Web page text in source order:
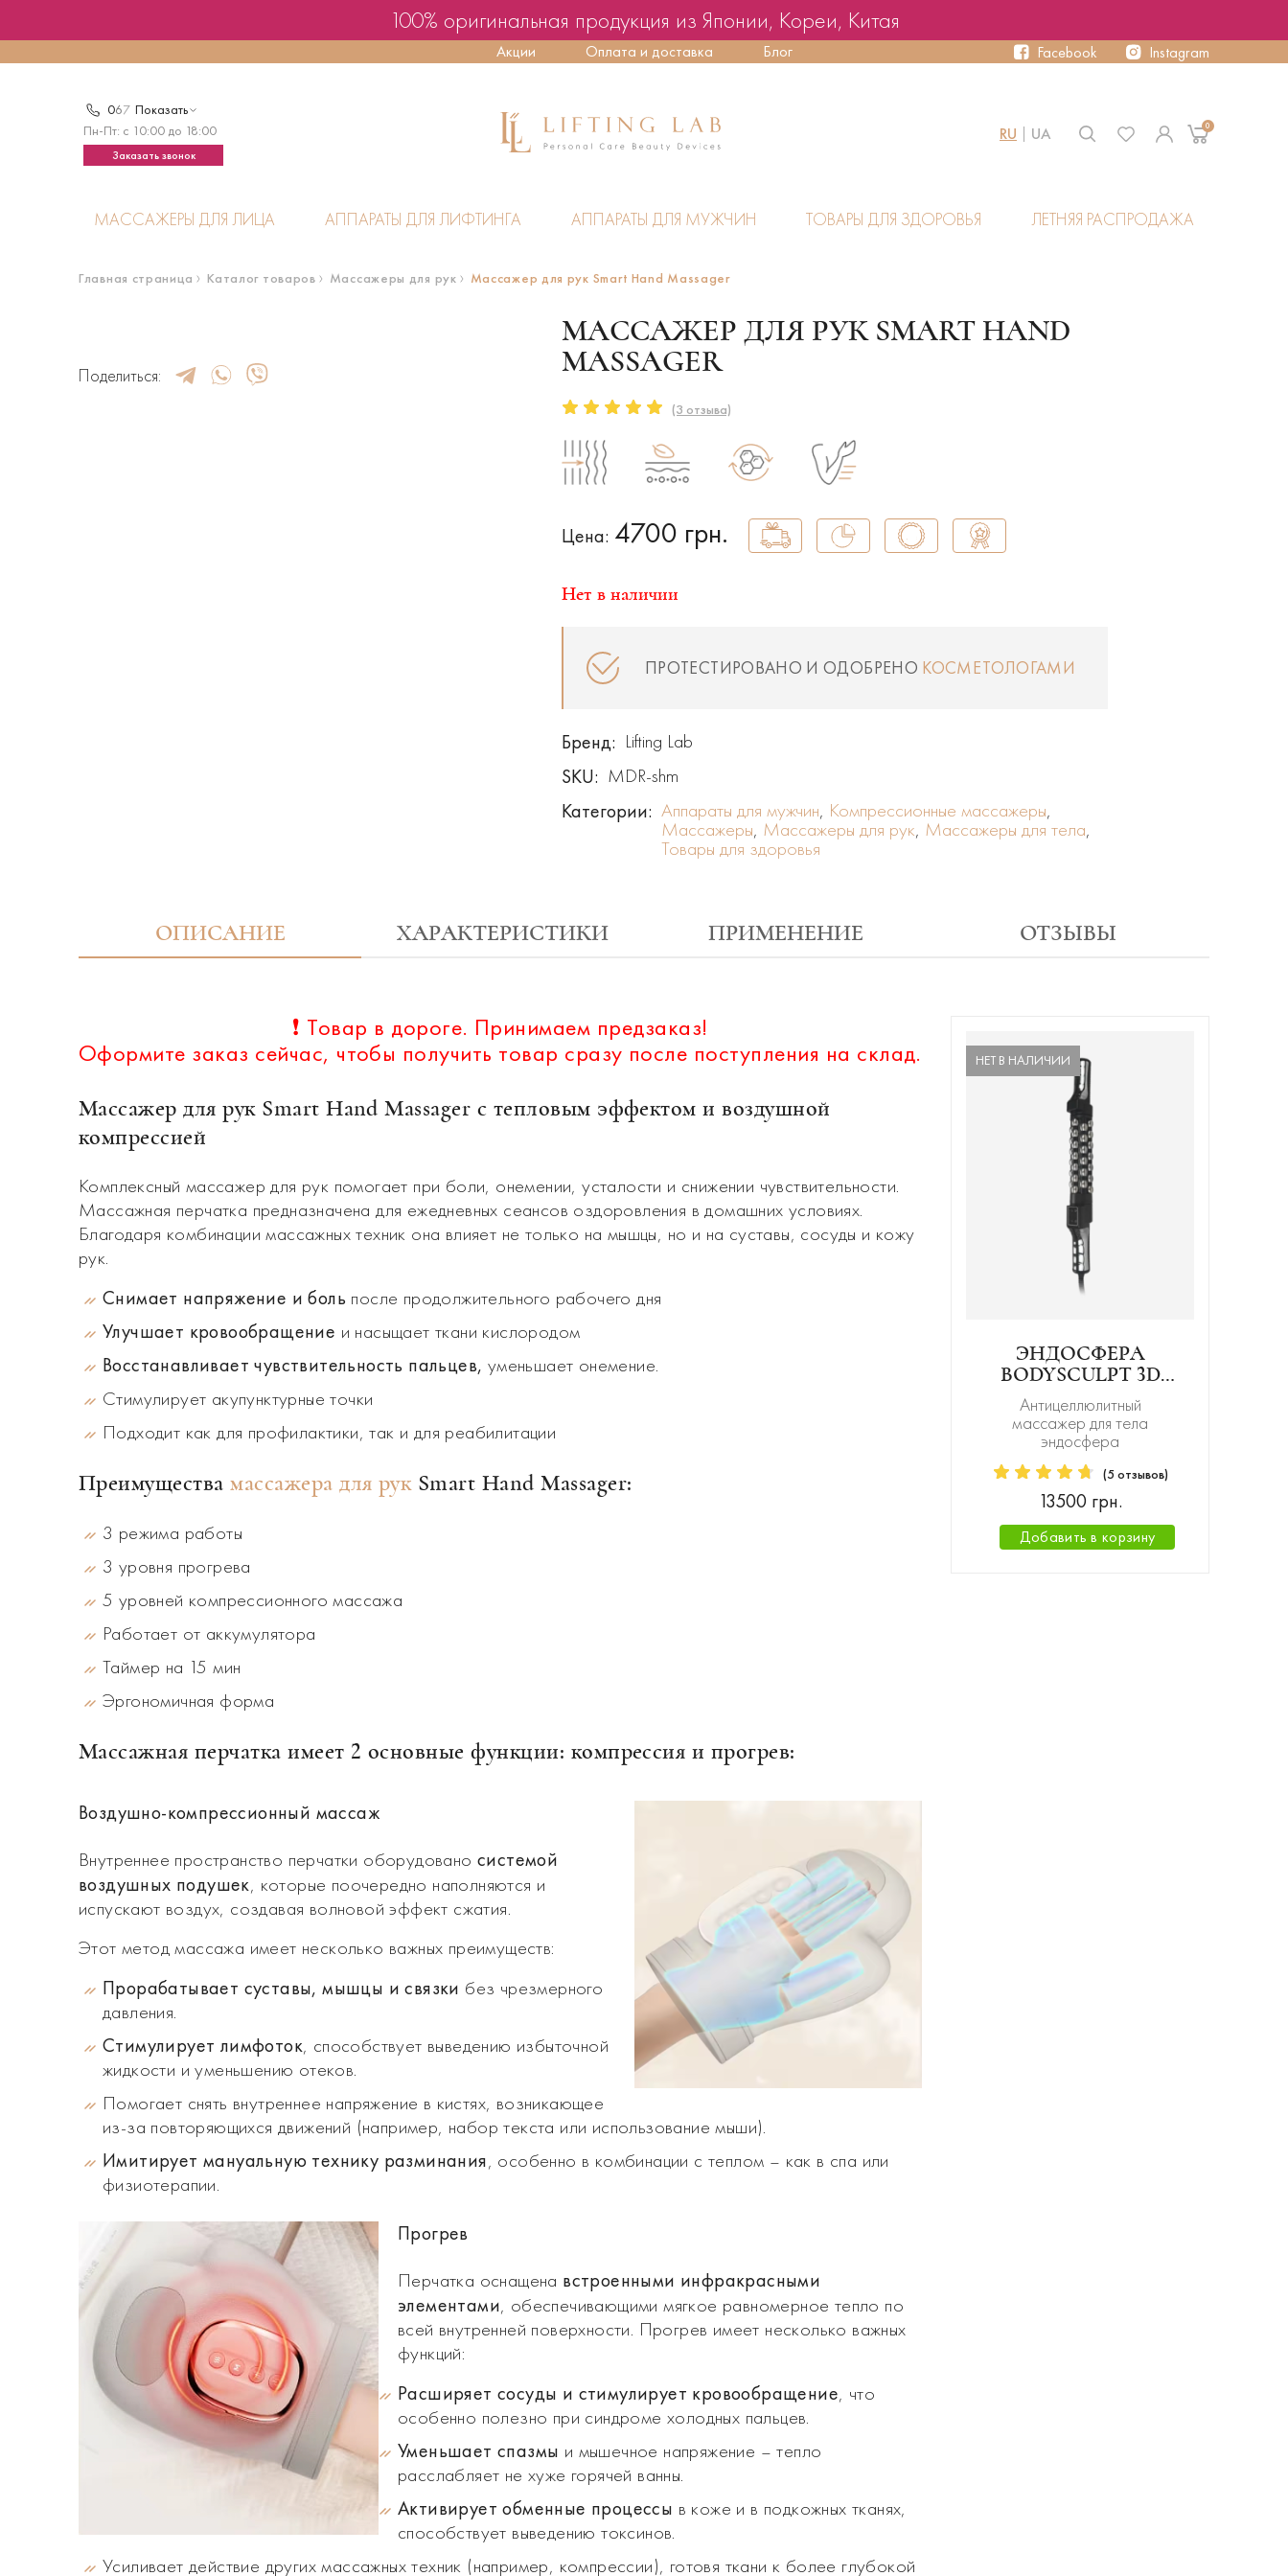
100% оригинальная продукция из Японии, Кореи, Китая
Акции Оплата и доставка Блог Facebook Instagram
067 Показать
Пн-Пт: с 10:00 до 18:00
Заказать звонок
RU UA 0
МАССАЖЕРЫ ДЛЯ ЛИЦА АППАРАТЫ ДЛЯ ЛИФТИНГА АППАРАТЫ ДЛЯ МУЖЧИН ТОВАРЫ ДЛЯ ЗДОРОВЬЯ ЛЕТНЯЯ РАСПРОДАЖА
Главная страница Каталог товаров Массажеры для рук Массажер для рук Smart Hand Massager
Поделиться:
МАССАЖЕР ДЛЯ РУК SMART HAND
MASSAGER
(3 отзыва)
Цена: 4700 грн.
Нет в наличии
ПРОТЕСТИРОВАНО И ОДОБРЕНО КОСМЕТОЛОГАМИ
Бренд: Lifting Lab
SKU: MDR-shm
Категории: Аппараты для мужчин, Компрессионные массажеры,
Массажеры, Массажеры для рук, Массажеры для тела,
Товары для здоровья
ОПИСАНИЕ ХАРАКТЕРИСТИКИ ПРИМЕНЕНИЕ ОТЗЫВЫ
❗️ Товар в дороге. Принимаем предзаказ!
Оформите заказ сейчас, чтобы получить товар сразу после поступления на склад.
Массажер для рук Smart Hand Massager с тепловым эффектом и воздушной
компрессией
Комплексный массажер для рук помогает при боли, онемении, усталости и снижении чувствительности.
Массажная перчатка предназначена для ежедневных сеансов оздоровления в домашних условиях.
Благодаря комбинации массажных техник она влияет не только на мышцы, но и на суставы, сосуды и кожу
рук.
Снимает напряжение и боль после продолжительного рабочего дня
Улучшает кровообращение и насыщает ткани кислородом
Восстанавливает чувствительность пальцев, уменьшает онемение.
Стимулирует акупунктурные точки
Подходит как для профилактики, так и для реабилитации
Преимуществамассажера для рукSmart Hand Massager:
3 режима работы
3 уровня прогрева
5 уровней компрессионного массажа
Работает от аккумулятора
Таймер на 15 мин
Эргономичная форма
Массажная перчатка имеет 2 основные функции: компрессия и прогрев:
Воздушно-компрессионный массаж
Внутреннее пространство перчатки оборудовано системой
воздушных подушек, которые поочередно наполняются и
испускают воздух, создавая волновой эффект сжатия.
Этот метод массажа имеет несколько важных преимуществ:
Прорабатывает суставы, мышцы и связки без чрезмерного
давления.
Стимулирует лимфоток, способствует выведению избыточной
жидкости и уменьшению отеков.
Помогает снять внутреннее напряжение в кистях, возникающее
из-за повторяющихся движений (например, набор текста или использование мыши).
Имитирует мануальную технику разминания, особенно в комбинации с теплом – как в спа или
физиотерапии.
Прогрев
Перчатка оснащена встроенными инфракрасными
элементами, обеспечивающими мягкое равномерное тепло по
всей внутренней поверхности. Прогрев имеет несколько важных
функций:
Расширяет сосуды и стимулирует кровообращение, что
особенно полезно при синдроме холодных пальцев.
Уменьшает спазмы и мышечное напряжение – тепло
расслабляет не хуже горячей ванны.
Активирует обменные процессы в коже и в подкожных тканях,
способствует выведению токсинов.
Усиливает действие других массажных техник (например, компрессии), готовя ткани к более глубокой
НЕТ В НАЛИЧИИ
ЭНДОСФЕРА
BODYSCULPT 3D
АНТИЦЕЛЛЮЛИТНЫЙ
МАССАЖЕР ДЛЯ
ТЕЛА
Антицеллюлитный
массажер для тела
эндосфера
(5 отзывов)
13500 грн.
Добавить в корзину